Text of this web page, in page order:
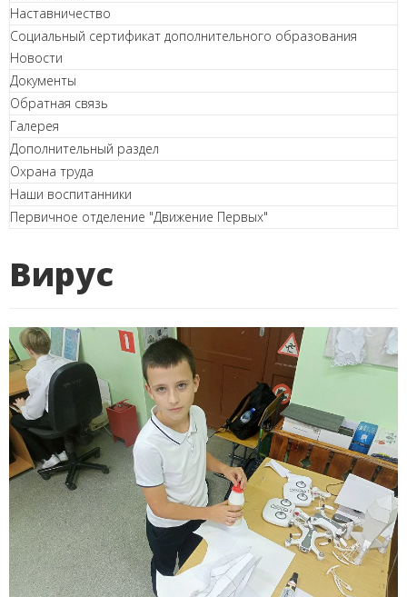
Наставничество
Социальный сертификат дополнительного образования
Новости
Документы
Обратная связь
Галерея
Дополнительный раздел
Охрана труда
Наши воспитанники
Первичное отделение "Движение Первых"
Вирус